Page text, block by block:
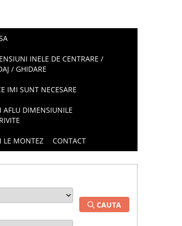
INELE DE CENTRARE /
/ GHIDARE
IMI SUNT NECESARE
AFLU DIMENSIUNILE
LE MONTEZ CONTACT
CAUTA